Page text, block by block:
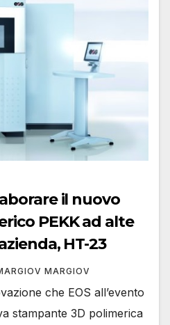
PEKK ad alte
HT-23
MARGIOV
che EOS all’evento
stampante 3D polimerica